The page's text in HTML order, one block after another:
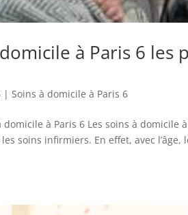
à Paris 6 les
|Soins à domicile à Paris 6
à Paris 6 Les soins à domicile
soins infirmiers. En effet, avec